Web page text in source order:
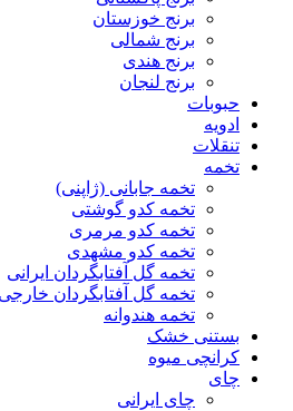
برنج خوزستان
برنج شمالی
برنج هندی
برنج لنجان
حبوبات
ادویه
تنقلات
تخمه
تخمه جابانی (ژاپنی)
تخمه کدو گوشتی
تخمه کدو مرمری
تخمه کدو مشهدی
تخمه گل آفتابگردان ایرانی
تخمه گل آفتابگردان خارجی
تخمه هندوانه
بستنی خشک
کرانچی میوه
چای
چای ایرانی